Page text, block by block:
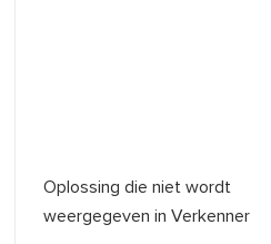
Oplossing die niet wordt
weergegeven in Verkenner